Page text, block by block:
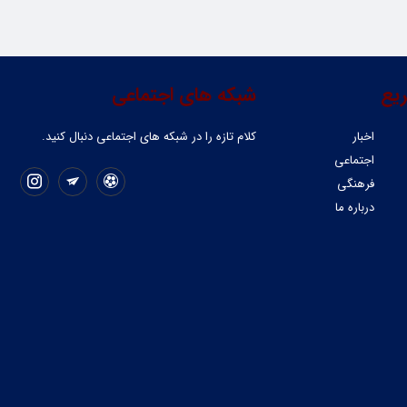
شبکه های اجتماعی
کلام تازه را در شبکه ‌های اجتماعی دنبال کنید.
اخبار
اجتماعی
فرهنگی
درباره ما